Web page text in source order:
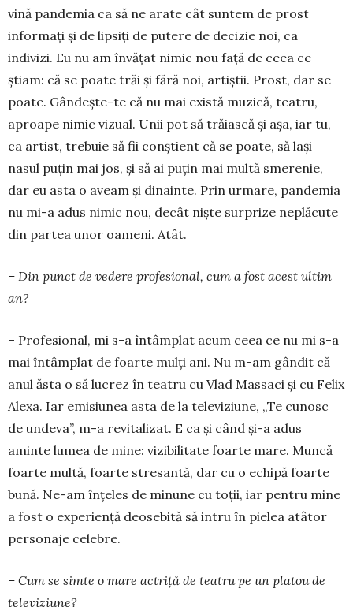
vină pandemia ca să ne arate cât suntem de prost
informați și de lipsiți de putere de decizie noi, ca
indivizi. Eu nu am învățat nimic nou față de ceea ce
știam: că se poate trăi și fără noi, artiștii. Prost, dar se
poate. Gândește-te că nu mai există muzică, teatru,
aproape nimic vizual. Unii pot să trăiască și așa, iar tu,
ca artist, trebuie să fii conștient că se poate, să lași
nasul puțin mai jos, și să ai puțin mai multă smerenie,
dar eu asta o aveam și dinainte. Prin urmare, pandemia
nu mi-a adus nimic nou, decât niște surprize neplăcute
din partea unor oameni. Atât.
– Din punct de vedere profesional, cum a fost acest ultim
an?
– Profesional, mi s-a întâmplat acum ceea ce nu mi s-a
mai întâm­plat de foarte mulți ani. Nu m-am gândit că
anul ăsta o să lucrez în teatru cu Vlad Massaci și cu Felix
Alexa. Iar emisiunea asta de la te­le­viziune, „Te cunosc
de un­deva”, m-a revitalizat. E ca și când și-a adus
aminte lumea de mine: vi­zi­bilitate foarte mare. Muncă
foarte mul­tă, foarte stresantă, dar cu o echipă foarte
bună. Ne-am înțeles de minune cu toții, iar pentru mine
a fost o experiență deosebită să intru în pielea atâtor
personaje ce­lebre.
– Cum se simte o mare actriță de teatru pe un platou de
televi­ziune?